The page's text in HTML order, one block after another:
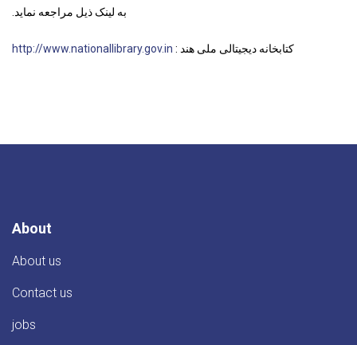
به لینک ذیل مراجعه نماید.
کتابخانه دیجیتالی ملی هند : http://www.nationallibrary.gov.in
About
About us
Contact us
jobs